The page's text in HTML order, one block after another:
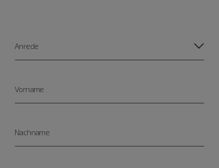
Anrede
Vorname
Nachname